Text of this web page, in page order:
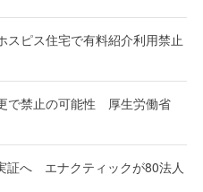
ピス住宅で有料紹介利用禁止
で禁止の可能性 厚生労働省
証へ エナクティックが80法人